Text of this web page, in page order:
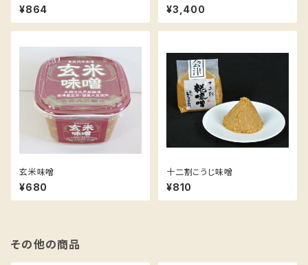
¥864 ¥3,400
玄米味噌
¥680
十二割こうじ味噌
¥810
その他の商品